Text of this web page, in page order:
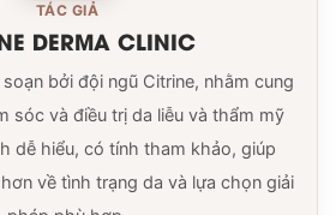
TÁC GIẢ
DERMA CLINIC
bởi đội ngũ Citrine, nhằm cung
sóc và điều trị da liễu và thẩm mỹ
dễ hiểu, có tính tham khảo, giúp
về tình trạng da và lựa chọn giải